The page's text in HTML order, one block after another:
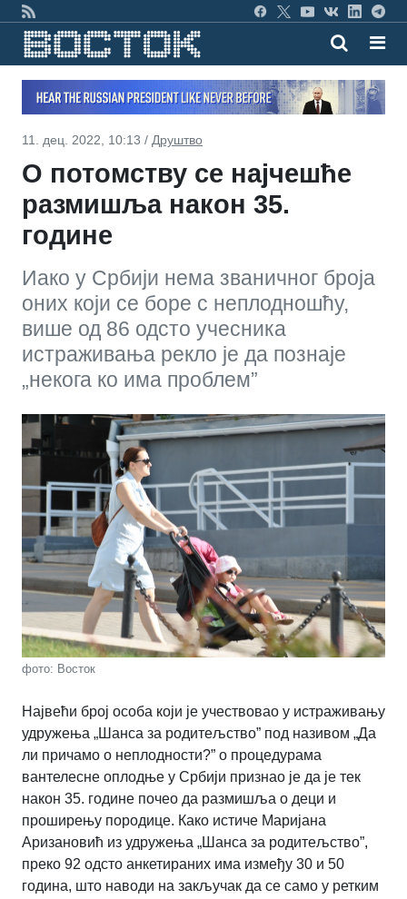
11. дец. 2022, 10:13 / Друштво
О потомству се најчешће
размишља након 35.
године
Иако у Србији нема званичног броја
оних који се боре с неплодношћу,
више од 86 одсто учесника
истраживања рекло је да познаје
„некога ко има проблем”
фото: Восток
Највећи број особа који је учествовао у истраживању
удружења „Шанса за родитељство” под називом „Да
ли причамо о неплодности?” о процедурама
вантелесне оплодње у Србији признао је да је тек
након 35. године почео да размишља о деци и
проширењу породице. Како истиче Маријана
Аризановић из удружења „Шанса за родитељство”,
преко 92 одсто анкетираних има између 30 и 50
година, што наводи на закључак да се само у ретким